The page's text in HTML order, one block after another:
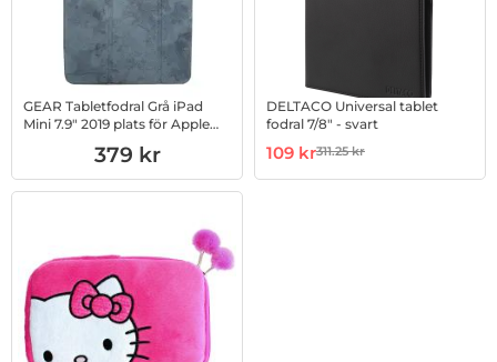
GEAR Tabletfodral Grå iPad
Mini 7.9" 2019 plats för Apple
Art. nr 1002837983
379 kr
DELTACO Universal tablet
fodral 7/8" - svart
Art. nr 1002800603
rea pris
109 krtidigare pris
311.25 kr